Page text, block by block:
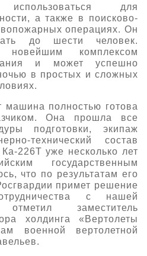
Крокус Экспо
для
а также в поисково-
операциях. Он
до шести человек.
новейшим комплексом
и может успешно
в простых и сложных
полностью готова
Она прошла все
подготовки, экипаж
технический состав
226Т уже несколько лет
государственным
что по результатам его
примет решение
с нашей
заместитель
холдинга «Вертолеты
военной вертолетной